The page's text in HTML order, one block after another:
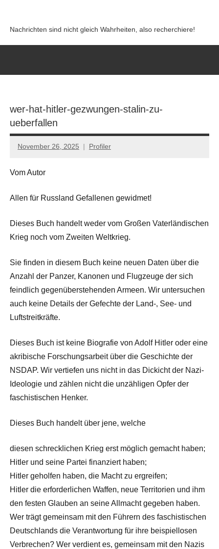
springen
Nachrichten sind nicht gleich Wahrheiten, also recherchiere!
wer-hat-hitler-gezwungen-stalin-zu-
ueberfallen
November 26, 2025 Profiler
Keine
Vom Autor
Allen für Russland Gefallenen gewidmet!
Dieses Buch handelt weder vom Großen Vaterländischen
Krieg noch vom Zweiten Weltkrieg.
Sie finden in diesem Buch keine neuen Daten über die
Anzahl der Panzer, Kanonen und Flugzeuge der sich
feindlich gegenüberstehenden Armeen. Wir untersuchen
auch keine Details der Gefechte der Land-, See- und
Luftstreitkräfte.
Dieses Buch ist keine Biografie von Adolf Hitler oder eine
akribische Forschungsarbeit über die Geschichte der
NSDAP. Wir vertiefen uns nicht in das Dickicht der Nazi-
Ideologie und zählen nicht die unzähligen Opfer der
faschistischen Henker.
Dieses Buch handelt über jene, welche
diesen schrecklichen Krieg erst möglich gemacht haben;
Hitler und seine Partei finanziert haben;
Hitler geholfen haben, die Macht zu ergreifen;
Hitler die erforderlichen Waffen, neue Territorien und ihm
den festen Glauben an seine Allmacht gegeben haben.
Wer trägt gemeinsam mit den Führern des faschistischen
Deutschlands die Verantwortung für ihre beispiellosen
Verbrechen? Wer verdient es, gemeinsam mit den Nazis